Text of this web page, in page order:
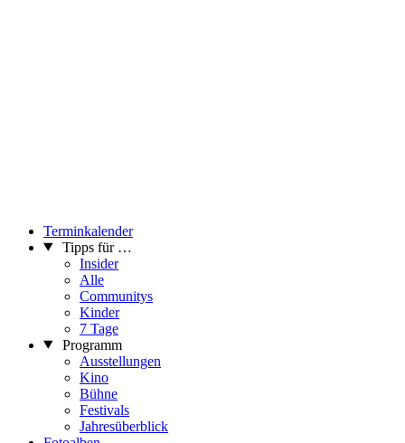
Terminkalender
Tipps für …
Insider
Alle
Communitys
Kinder
7 Tage
Programm
Ausstellungen
Kino
Bühne
Festivals
Jahresüberblick